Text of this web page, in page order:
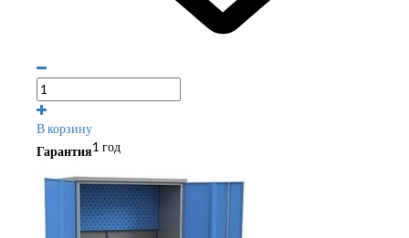
В корзину
Гарантия1 год